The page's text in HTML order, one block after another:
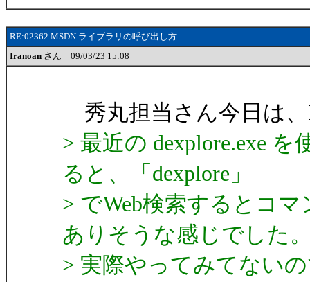
RE:02362 MSDN ライブラリの呼び出し方
Iranoan さん 09/03/23 15:08
秀丸担当さん今日は、
> 最近の dexplore.exe
ると、「dexplore」
> でWeb検索するとコ
ありそうな感じでした
> 実際やってみてない